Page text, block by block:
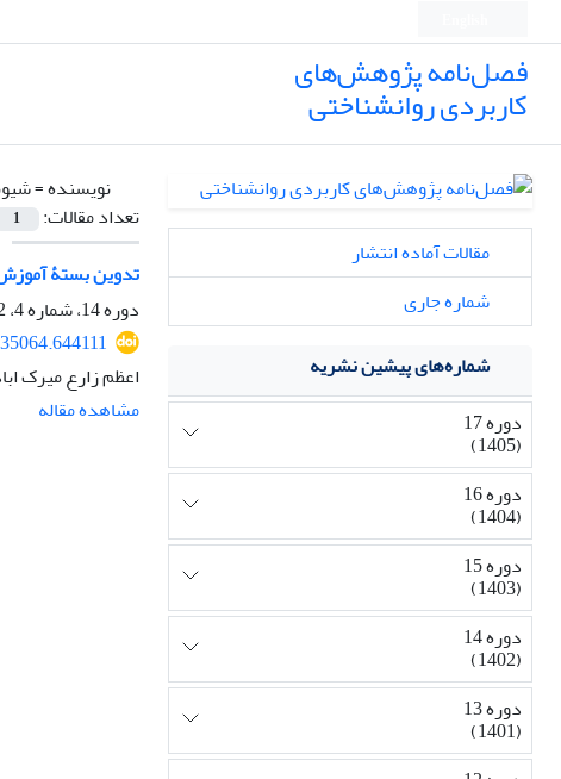
فصل‌نامه پژوهش‌های
کاربردی روانشناختی
نویسنده =
تعداد مقالات:
1
تدوین بستۀ
دوره 14، شماره 4، 1402، صفحه
اعظم زارع میرک
مشاهده مقاله
مقالات آماده انتشار
شماره جاری
شماره‌های پیشین نشریه
دوره 17
(1405)
دوره 16
(1404)
دوره 15
(1403)
دوره 14
(1402)
دوره 13
(1401)